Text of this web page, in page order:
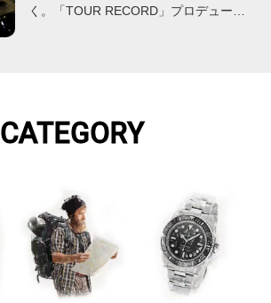
く。「TOUR RECORD」プロデュー…
CATEGORY